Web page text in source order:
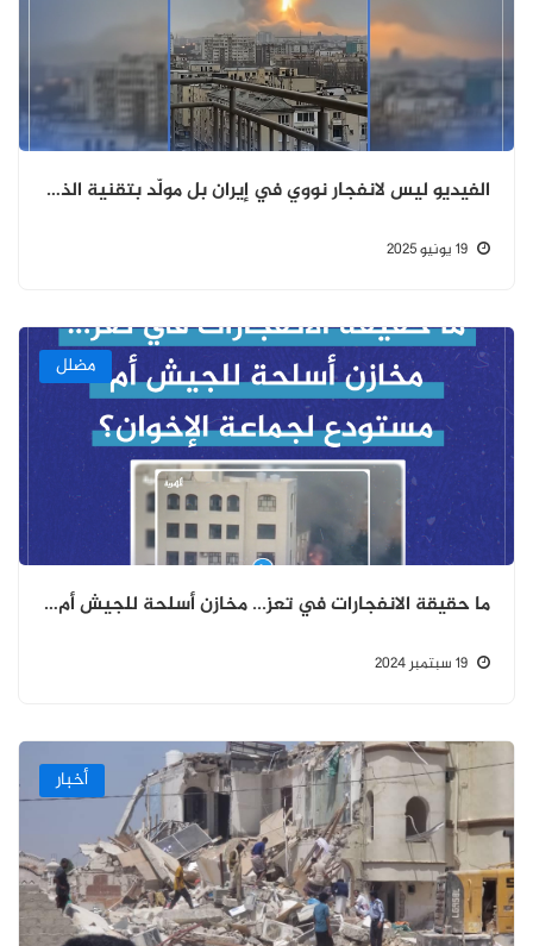
الفيديو ليس لانفجار نووي في إيران بل مولّد بتقنية الذكاء الاصطناعي
مضلل
ما حقيقة الانفجارات في تعز... مخازن أسلحة للجيش أم مستودع لجماعة الإخوان؟
أخبار